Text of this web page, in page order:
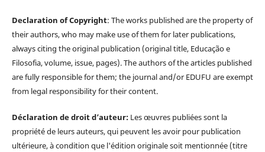
Declaration of Copyright: The works published are the property of
their authors, who may make use of them for later publications,
always citing the original publication (original title, Educação e
Filosofia, volume, issue, pages). The authors of the articles published
are fully responsible for them; the journal and/or EDUFU are exempt
from legal responsibility for their content.
Déclaration de droit d’auteur: Les œuvres publiées sont la
propriété de leurs auteurs, qui peuvent les avoir pour publication
ultérieure, à condition que l'édition originale soit mentionnée (titre